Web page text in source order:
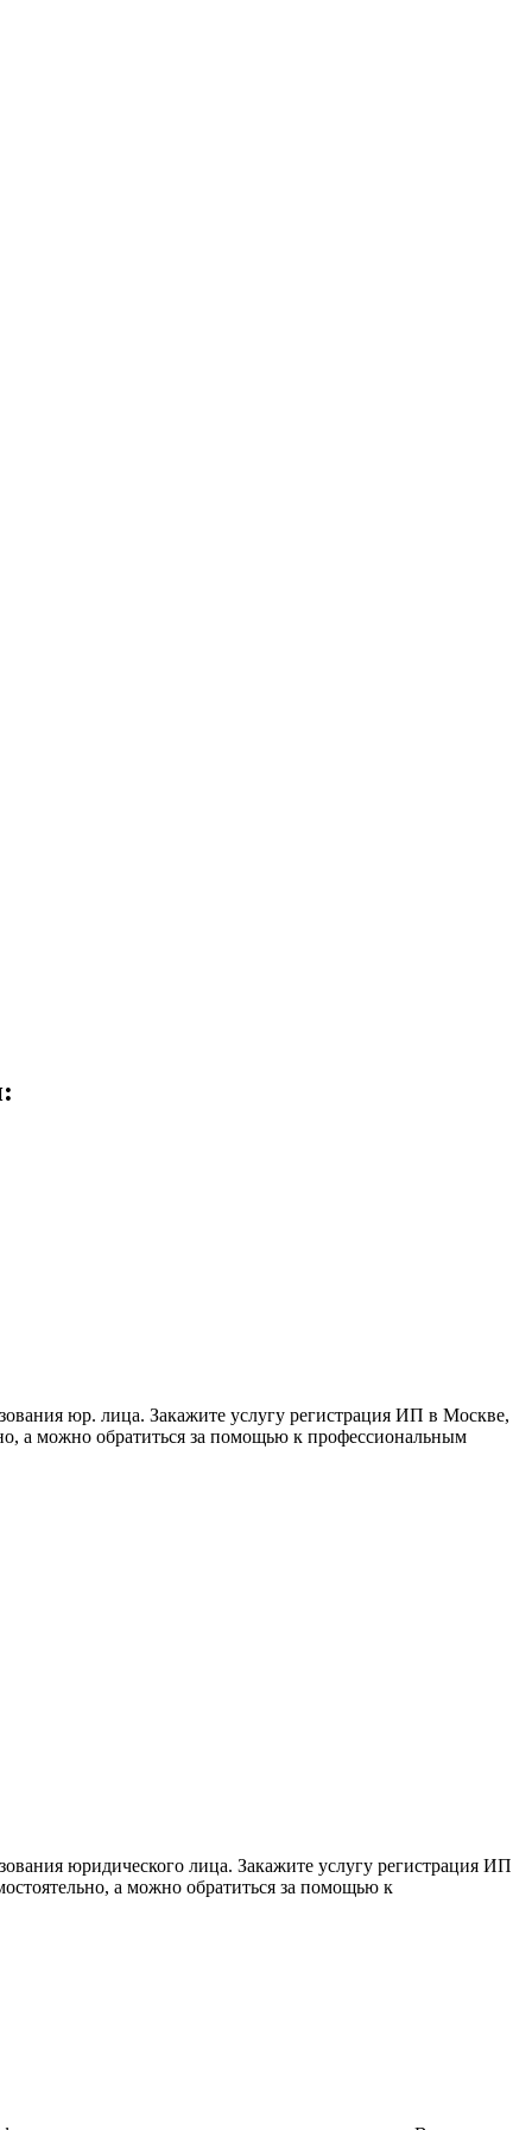
юр. лица. Закажите услугу регистрация ИП в Москве,
а можно обратиться за помощью к профессиональным
юридического лица. Закажите услугу регистрация ИП
а можно обратиться за помощью к